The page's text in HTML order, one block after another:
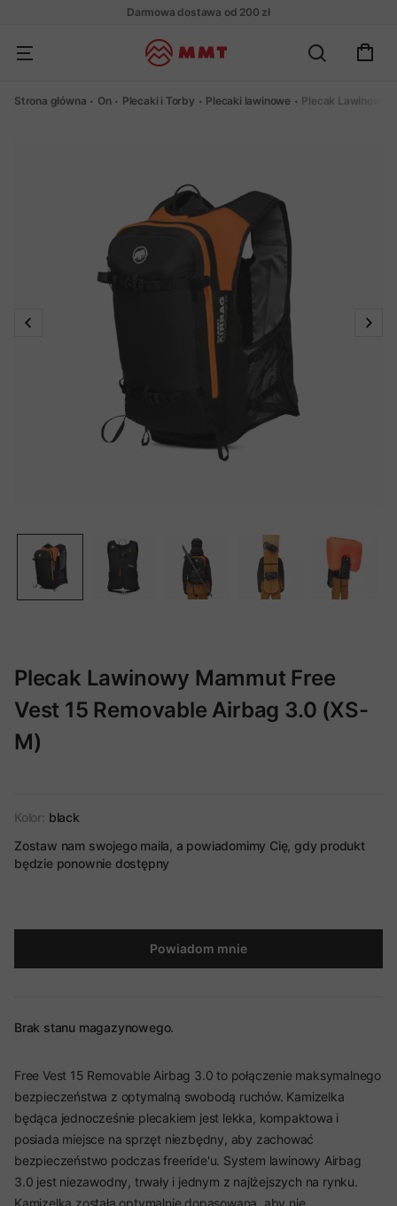
Darmowa dostawa od 200 zł
Strona główna On Plecaki i Torby Plecaki lawinowe Plecak Lawinowy
Plecak Lawinowy Mammut Free
Vest 15 Removable Airbag 3.0 (XS-
M)
Kolor: black
Zostaw nam swojego maila, a powiadomimy Cię, gdy produkt
będzie ponownie dostępny
Powiadom mnie
Brak stanu magazynowego.
Free Vest 15 Removable Airbag 3.0 to połączenie maksymalnego
bezpieczeństwa z optymalną swobodą ruchów. Kamizelka
będąca jednocześnie plecakiem jest lekka, kompaktowa i
posiada miejsce na sprzęt niezbędny, aby zachować
bezpieczeństwo podczas freeride'u. System lawinowy Airbag
3.0 jest niezawodny, trwały i jednym z najlżejszych na rynku.
Kamizelka została optymalnie dopasowana, aby nie